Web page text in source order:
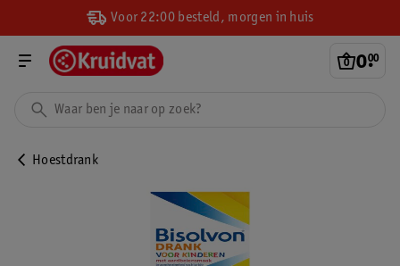
Voor 22:00 besteld, morgen in huis
0.
00
Hoestdrank